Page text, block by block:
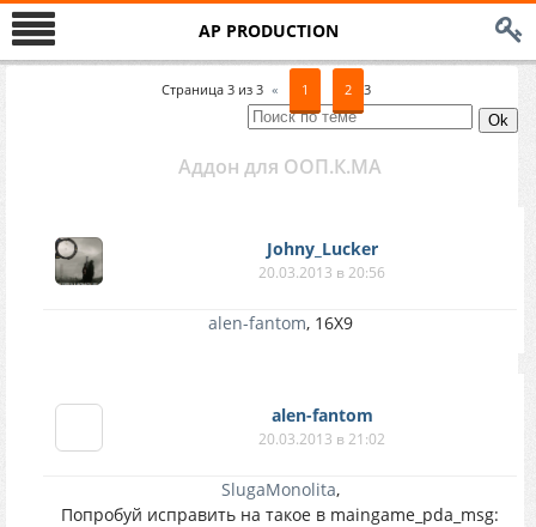
AP PRODUCTION
Страница 3 из 3 « 1 2 3
Аддон для ООП.К.МА
Johny_Lucker
20.03.2013 в 20:56
alen-fantom, 16Х9
alen-fantom
20.03.2013 в 21:02
SlugaMonolita,
Попробуй исправить на такое в maingame_pda_msg: